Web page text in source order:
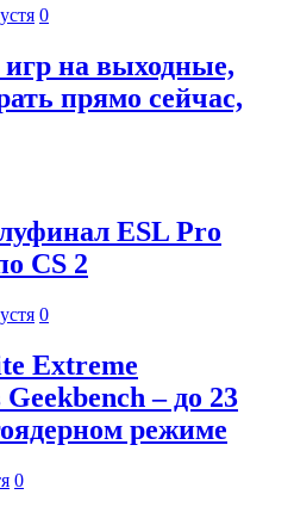
0
на выходные,
прямо сейчас,
ESL Pro
CS 2
0
Extreme
– до 23
режиме
0